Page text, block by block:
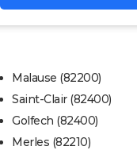
Malause (82200)
Saint-Clair (82400)
Golfech (82400)
Merles (82210)